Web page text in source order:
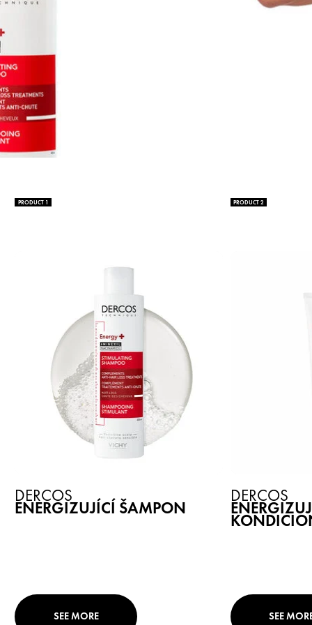
PRODUCT 1
DERCOS
ENERGIZUJÍCÍ ŠAMPON
SEE MORE
PRODUCT 2
DERCOS
SEE